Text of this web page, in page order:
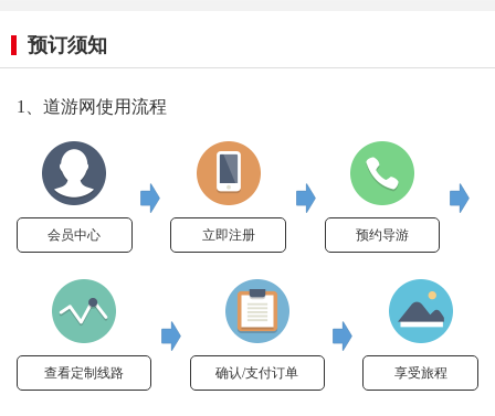
预订须知
1、道游网使用流程
会员中心 立即注册 预约导游
查看定制线路 确认/支付订单 享受旅程